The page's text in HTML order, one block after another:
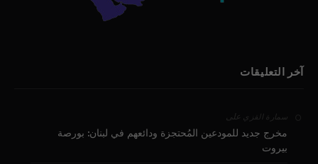
آخر التعليقات
سمارة القزي على
مخرج جديد للمودعين المُحتجزة ودائعهم في لبنان: بورصة
بيروت